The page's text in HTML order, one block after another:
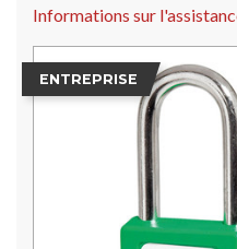
Informations sur
ENTREPRISE